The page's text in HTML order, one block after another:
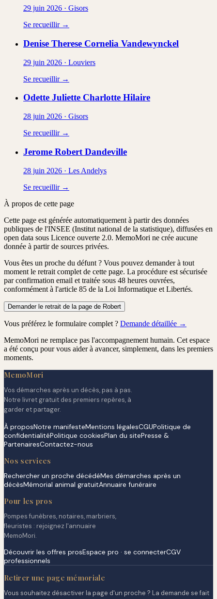
29 juin 2026 · Gisors
Se recueillir →
Denise Therese Cornelia Vandewynckel
29 juin 2026 · Louviers
Se recueillir →
Odette Juliette Charlotte Hilaire
28 juin 2026 · Gisors
Se recueillir →
Jerome Robert Dandeville
28 juin 2026 · Les Andelys
Se recueillir →
À propos de cette page
Cette page est générée automatiquement à partir des données
publiques de l'INSEE (Institut national de la statistique), diffusées en
open data sous Licence ouverte 2.0. MemoMori ne crée aucune
donnée à partir de sources privées.
Vous êtes un proche du défunt ? Vous pouvez demander à tout
moment le retrait complet de cette page. La procédure est sécurisée
par confirmation email et traitée sous 48 heures ouvrées,
conformément à l'article 85 de la Loi Informatique et Libertés.
Demander le retrait de la page de Robert
Vous préférez le formulaire complet ? Demande détaillée →
MemoMori ne remplace pas l'accompagnement humain. Cet espace
a été conçu pour vous aider à avancer, simplement, dans les premiers
moments.
MemoMori
Vos démarches après un décès, pas à pas.
Notre livret gratuit des premiers repères, à
garder et partager.
À proposNotre manifesteMentions légalesCGUPolitique de
confidentialitéPolitique cookiesPlan du sitePresse &
PartenairesContactez-nous
Nos services
Rechercher un proche décédéMes démarches après un
décèsMémorial animal gratuitAnnuaire funéraire
Pour les pros
Pompes funèbres, notaires, marbriers,
fleuristes : rejoignez l'annuaire
MemoMori.
Découvrir les offres prosEspace pro · se connecterCGV
professionnels
Retirer une page mémoriale
Vous souhaitez désactiver la page d'un proche ? La demande se fait